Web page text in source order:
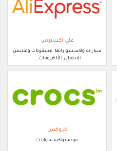
علي اكسبرس
سيارات واكسسواراتها, مستلزمات وملابس
الاطفال, الألكترونيات, ..
كروكس
موضة واكسسوارات